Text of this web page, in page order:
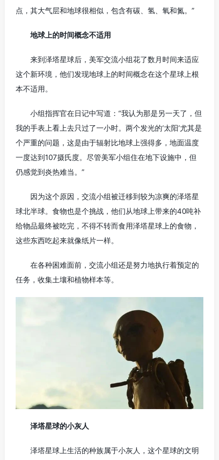
点，其大气层和地球很相似，包含有碳、氢、氧和氮。”
地球上的时间概念不适用
来到泽塔星球后，美军交流小组花了数月时间来适应
这个新环境，他们发现地球上的时间概念在这个星球上根
本不适用。
小组指挥官在日记中写道：“我认为那是另一天了，但
我的手表上看上去只过了一小时。两个发光的‘太阳’尤其是
个严重的问题，这是由于辐射比地球上强得多，地面温度
一度达到107摄氏度。尽管美军小组住在地下设施中，但
仍感觉到炎热难当。”
因为这个原因，交流小组被迁移到较为凉爽的泽塔星
球北半球。食物也是个挑战，他们从地球上带来的40吨补
给物品最终被吃完，不得不转而食用泽塔星球上的食物，
这些东西吃起来就像纸片一样。
在各种困难面前，交流小组还是努力地执行着预定的
任务，收集土壤和植物样本等。
泽塔星球的小灰人
泽塔星球上生活的种族属于小灰人，这个星球的文明